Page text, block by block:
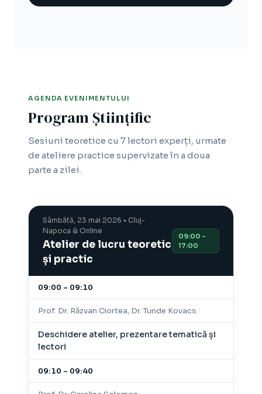
AGENDA EVENIMENTULUI
Program Științific
Sesiuni teoretice cu 7 lectori experți, urmate
de ateliere practice supervizate în a doua
parte a zilei.
Sâmbătă, 23 mai 2026 • Cluj-
Napoca & Online
Atelier de lucru teoretic
și practic
09:00 –
17:00
09:00 – 09:10
Prof. Dr. Răzvan Ciortea, Dr. Tunde Kovacs
Deschidere atelier, prezentare tematică și
lectori
09:10 – 09:40